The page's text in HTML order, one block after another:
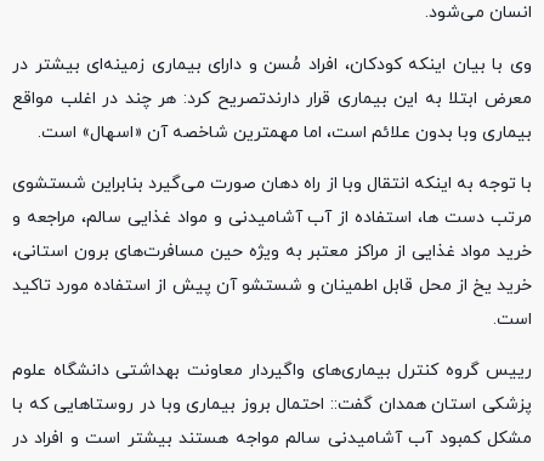
انسان می‌شود.
وی با بیان اینکه کودکان، افراد مُسن و دارای بیماری زمینه‌ای بیشتر در
معرض ابتلا به این بیماری قرار دارندتصریح کرد: هر چند در اغلب مواقع
بیماری وبا بدون علائم است، اما مهمترین شاخصه آن «اسهال» است.
با توجه به اینکه انتقال وبا از راه دهان صورت می‌گیرد بنابراین شستشوی
مرتب دست ها، استفاده از آب آشامیدنی و مواد غذایی سالم، مراجعه و
خرید مواد غذایی از مراکز معتبر به ویژه حین مسافرت‌های برون استانی،
خرید یخ از محل قابل اطمینان و شستشو آن پیش از استفاده مورد تاکید
است.
رییس گروه کنترل بیماری‌های واگیردار معاونت بهداشتی دانشگاه علوم
پزشکی استان همدان گفت:: احتمال بروز بیماری وبا در روستا‌هایی که با
مشکل کمبود آب آشامیدنی سالم مواجه هستند بیشتر است و افراد در